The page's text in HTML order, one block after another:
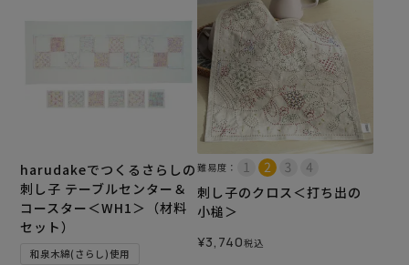
harudakeでつくるさらしの
刺し子 テーブルセンター＆
コースター＜WH1＞（材料
セット）
和泉木綿(さらし)使用
難易度：
刺し子のクロス＜打ち出の
小槌＞
¥3,740税込